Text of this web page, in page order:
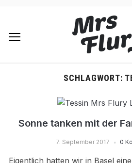
SCHLAGWORT:
Sonne tanken mit der
7. September 2017 0
Eigentlich hatten wir in Basel